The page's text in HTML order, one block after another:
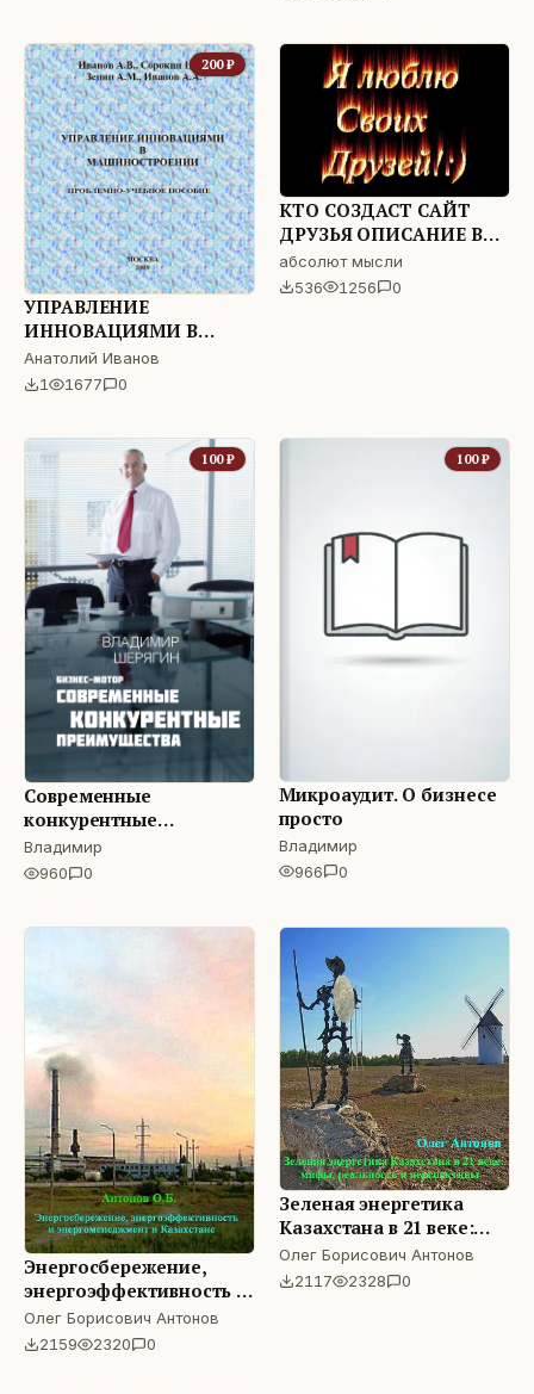
200₽
УПРАВЛЕНИЕ
ИННОВАЦИЯМИ В
МАШИНОСТРОЕНИИ
ПРОБЛЕМНО-УЧЕБНОЕ
Анатолий Иванов
1
1677 0
КТО СОЗДАСТ САЙТ
ДРУЗЬЯ ОПИСАНИЕ В
ФАЙЛЕ
абсолют мысли
536
1256 0
100₽
Современные
конкурентные
преимущества
Владимир
960
0
100₽
Микроаудит. О бизнесе
просто
Владимир
966
0
Энергосбережение,
энергоэффективность и
энергоменеджмент в
Казахстане
Олег Борисович Антонов
2159
2320 0
Зеленая энергетика
Казахстана в 21 веке:
мифы, реальность и
перспективы
Олег Борисович Антонов
2117
2328 0